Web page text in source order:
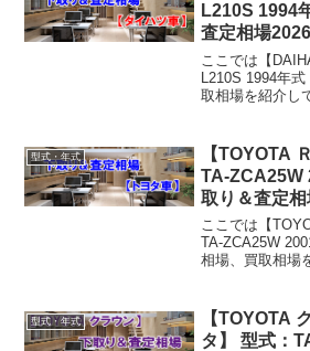
L210S 1994
査定相場
ここでは【
L210S 1994年
取相場を紹介し
相場：マイナス
型式・年式
【TOYOTA
TA-ZCA25W
取り＆査定相
ここでは【
TA-ZCA25W
相場、買取相場
ス1万円～2万円
型式・年式
【TOYOTA
タ】 型式：